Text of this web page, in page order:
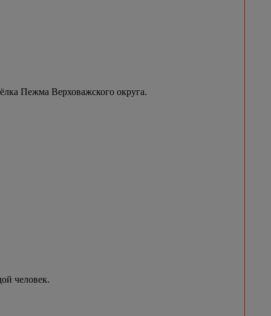
Пежма Верховажского округа.
человек.